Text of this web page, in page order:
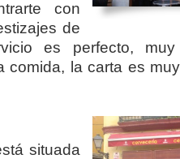
con
de
es perfecto,
comida, la carta es
situada